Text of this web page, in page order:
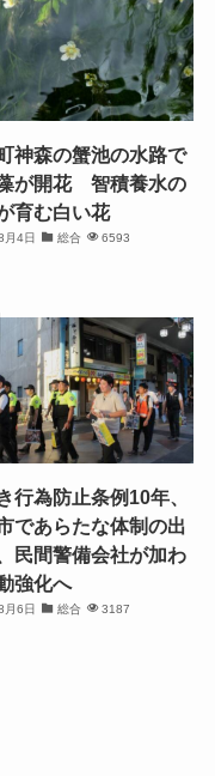
神森の蟹池の水路で
が開花 智積養水の
育む白い花
月4日 総合 6593
行為防止条例10年、
であらたな体制の出
民間警備会社が加わ
強化へ
月6日 総合 3187